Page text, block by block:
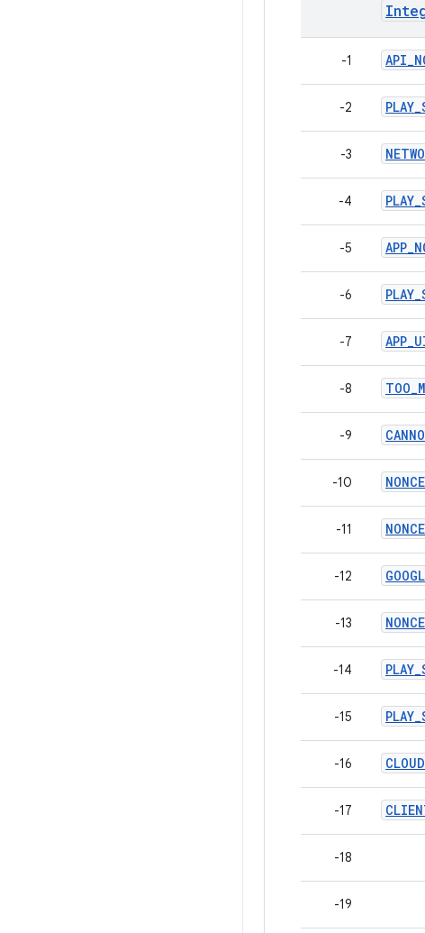
-1
-2
-3
-4
-5
-6
-7
-8
-9
-10
-11
-12
-13
-14
-15
-16
-17
-18
-19